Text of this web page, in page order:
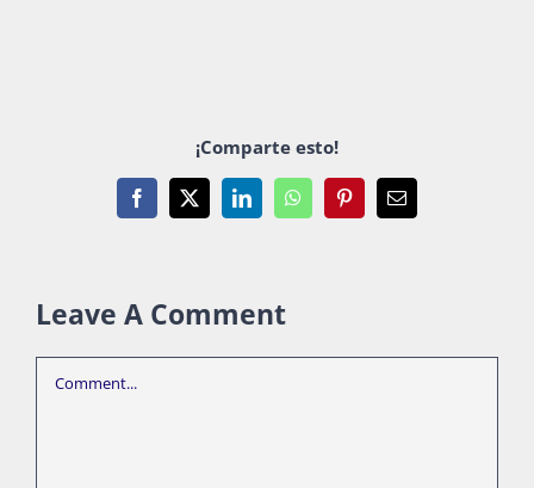
¡Comparte esto!
Facebook
X LinkedInWhatsAppPinterestEmail
Leave A Comment
Comment